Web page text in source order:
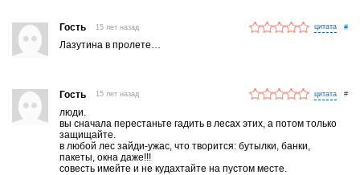
Гость 15 лет назад #
Лазутина в пролете…
Гость 15 лет назад #
люди.
вы сначала перестаньте гадить в лесах этих, а потом только
защищайте.
в любой лес зайди-ужас, что творится: бутылки, банки,
пакеты, окна даже!!!
совесть имейте и не кудахтайте на пустом месте.